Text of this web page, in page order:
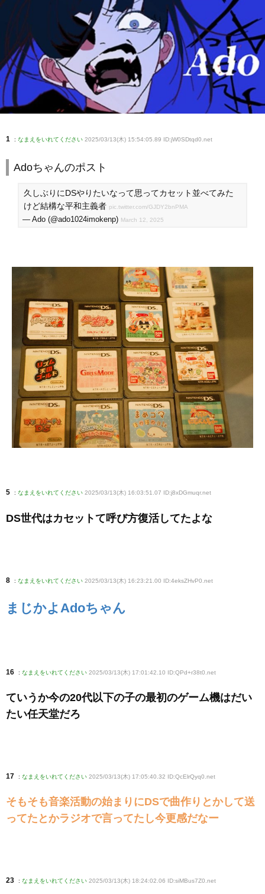
1 : なまえをいれてください 2025/03/13(木) 15:54:05.89 ID:jW0SDtqd0.net
Adoちゃんのポスト
久しぶりにDSやりたいなって思ってカセット並べてみた
けど結構な平和主義者 pic.twitter.com/GJDY2bnPMA
— Ado (@ado1024imokenp) March 12, 2025
5 : なまえをいれてください 2025/03/13(木) 16:03:51.07 ID:j8xDGmuqr.net
DS世代はカセットて呼び方復活してたよな
8 : なまえをいれてください 2025/03/13(木) 16:23:21.00 ID:4eksZHvP0 .net
まじかよAdoちゃん
16 : なまえをいれてください 2025/03/13(木) 17:01:42.10 ID:QPd+r38t0 .net
ていうか今の20代以下の子の最初のゲーム機はだい
たい任天堂だろ
17 : なまえをいれてください 2025/03/13(木) 17:05:40.32 ID:QcElrQyq0 .net
そもそも音楽活動の始まりにDSで曲作りとかして送
ってたとかラジオで言ってたし今更感だなー
23 : なまえをいれてください 2025/03/13(木) 18:24:02.06 ID:siMBus7Z0 .net